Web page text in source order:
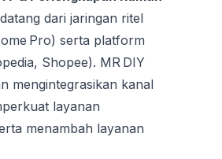
dari jaringan ritel
Pro) serta platform
Shopee). MR DIY
mengintegrasikan kanal
layanan
menambah layanan